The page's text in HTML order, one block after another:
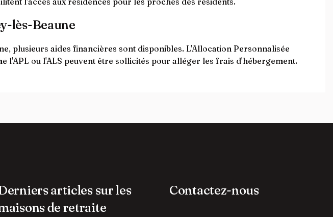
lès-Beaune
plusieurs aides financières sont disponibles. L'Allocation Personnalisée
l'APL ou l'ALS peuvent être sollicités pour alléger les frais d'hébergement.
articles sur les
de retraite
Contactez-nous